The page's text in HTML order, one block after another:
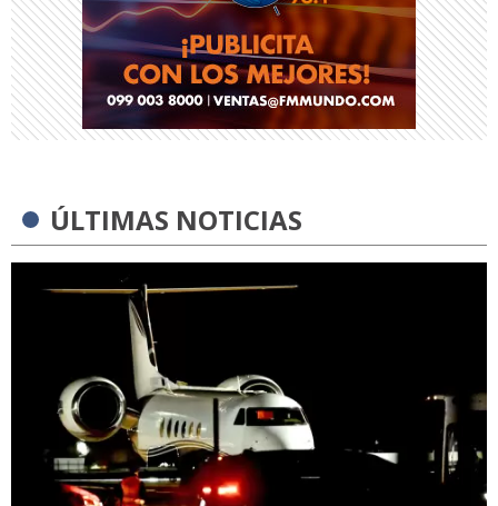
ÚLTIMAS NOTICIAS